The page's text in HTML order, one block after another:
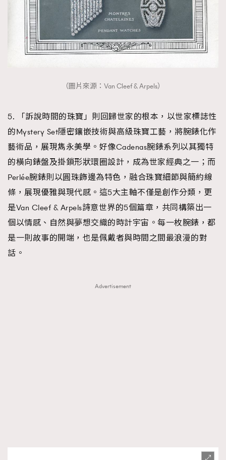
（圖片來源：Van Cleef & Arpels）
5. 「訴說時間的珠寶」則回歸世家的根本，以世家標誌性
的Mystery Set隱密鑲嵌技術與高級珠寶工藝，將腕錶化作
藝術品，展現雋永美學。好像Cadenas腕錶系列以其獨特
的橫向錶盤及掛鎖形狀環圈設計，成為世家經典之一；而
Perlée腕錶則以圓珠飾邊為特色，融合珠寶細節與簡約線
條，展現優雅與現代感。這5大主軸不僅是創作分類，更
是Van Cleef & Arpels詩意世界的5個篇章，共同構築出一
個以情感、自然與夢想交織的時計宇宙。每一枚腕錶，都
是一則故事的開端，也是佩戴者與時間之間最浪漫的對
話。
Advertisement